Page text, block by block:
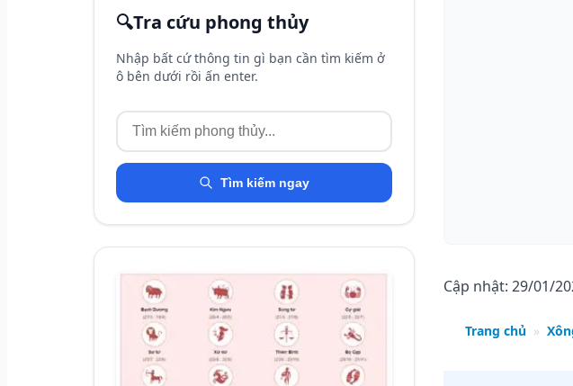
🔍Tra cứu phong thủy
Nhập bất cứ thông tin gì bạn cần tìm kiếm ở
ô bên dưới rồi ấn enter.
Tìm kiếm ngay
Cập nhật: 29/01/
Trang chủ »